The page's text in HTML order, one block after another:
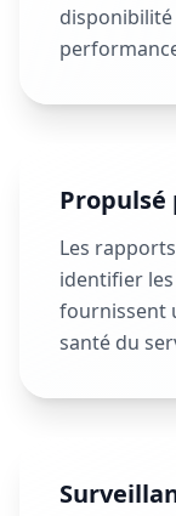
disponibilité
Les
identifier
fournissent
santé du